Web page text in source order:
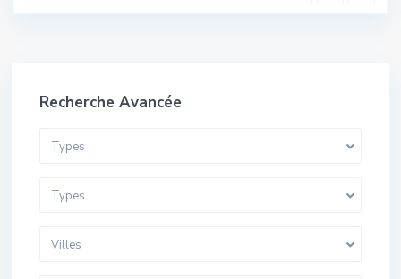
Recherche Avancée
Types
Types
Villes